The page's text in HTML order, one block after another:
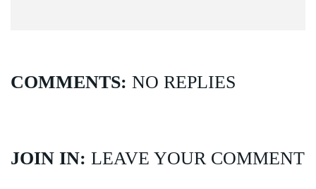
COMMENTS: NO REPLIES
JOIN IN: LEAVE YOUR COMMENT